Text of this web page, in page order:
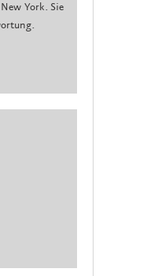
York. Sie